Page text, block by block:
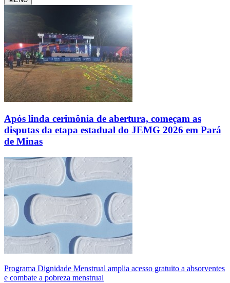
Após linda cerimônia de abertura, começam as
disputas da etapa estadual do JEMG 2026 em Pará
de Minas
Programa Dignidade Menstrual amplia acesso gratuito a absorventes
e combate a pobreza menstrual